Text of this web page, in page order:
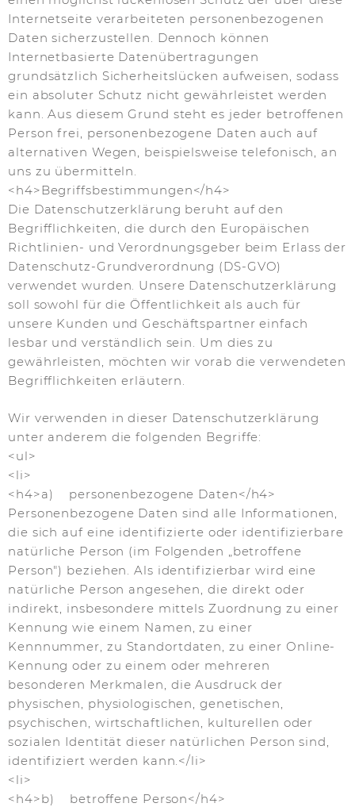
Internetseite verarbeiteten personenbezogenen
Daten sicherzustellen. Dennoch können
Internetbasierte Datenübertragungen
grundsätzlich Sicherheitslücken aufweisen, sodass
ein absoluter Schutz nicht gewährleistet werden
kann. Aus diesem Grund steht es jeder betroffenen
Person frei, personenbezogene Daten auch auf
alternativen Wegen, beispielsweise telefonisch, an
uns zu übermitteln.
<h4>Begriffsbestimmungen</h4>
Die Datenschutzerklärung beruht auf den
Begrifflichkeiten, die durch den Europäischen
Richtlinien- und Verordnungsgeber beim Erlass der
Datenschutz-Grundverordnung (DS-GVO)
verwendet wurden. Unsere Datenschutzerklärung
soll sowohl für die Öffentlichkeit als auch für
unsere Kunden und Geschäftspartner einfach
lesbar und verständlich sein. Um dies zu
gewährleisten, möchten wir vorab die verwendeten
Begrifflichkeiten erläutern.
Wir verwenden in dieser Datenschutzerklärung
unter anderem die folgenden Begriffe:
<ul>
<li>
<h4>a) personenbezogene Daten</h4>
Personenbezogene Daten sind alle Informationen,
die sich auf eine identifizierte oder identifizierbare
natürliche Person (im Folgenden „betroffene
Person") beziehen. Als identifizierbar wird eine
natürliche Person angesehen, die direkt oder
indirekt, insbesondere mittels Zuordnung zu einer
Kennung wie einem Namen, zu einer
Kennnummer, zu Standortdaten, zu einer Online-
Kennung oder zu einem oder mehreren
besonderen Merkmalen, die Ausdruck der
physischen, physiologischen, genetischen,
psychischen, wirtschaftlichen, kulturellen oder
sozialen Identität dieser natürlichen Person sind,
identifiziert werden kann.</li>
<li>
<h4>b) betroffene Person</h4>